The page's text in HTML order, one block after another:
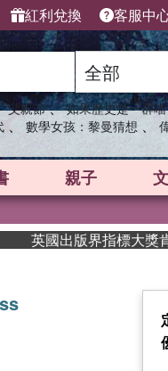
紅利兌換 客服中
父親節 、 如果歷史是一群喵
、 數學女孩：黎曼猜想 、
親子
英國出版界指標大獎肯